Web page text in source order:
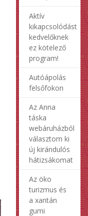
Aktív
kikapcsolódást
kedvelőknek
ez kötelező
program!
Autóápolás
felsőfokon
Az Anna
táska
webáruházból
választom ki
új kirándulós
hátizsákomat
Az öko
turizmus és
a xantán
gumi